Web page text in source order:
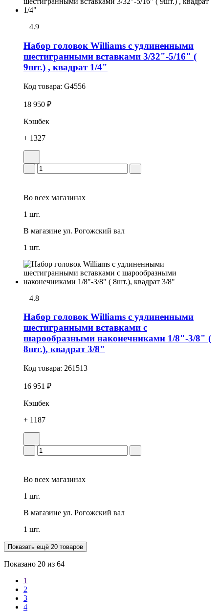
4.9
Набор головок Williams с удлиненными
шестигранными вставками 3/32"-5/16" (
9шт.) , квадрат 1/4"
Код товара: G4556
18 950 ₽
Кэшбек
+ 1327
Во всех магазинах
1 шт.
В магазине ул. Рогожский вал
1 шт.
4.8
Набор головок Williams с удлиненными
шестигранными вставками с
шарообразными наконечниками 1/8"-3/8" (
8шт.), квадрат 3/8"
Код товара: 261513
16 951 ₽
Кэшбек
+ 1187
Во всех магазинах
1 шт.
В магазине ул. Рогожский вал
1 шт.
Показать ещё 20 товаров
Показано 20 из 64
1
2
3
4